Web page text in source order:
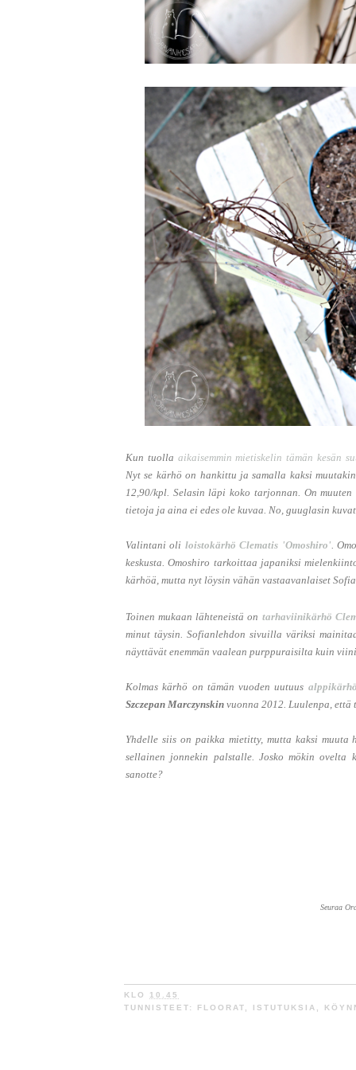
Kun tuolla aikaisemmin mietiskelin tämän kesän
Nyt se kärhö on hankittu ja samalla kaksi
12,90/kpl. Selasin läpi koko tarjonnan. On
tietoja ja aina ei edes ole kuvaa. No, guuglasin
Valintani oli loistokärhö Clematis 'Omoshiro'.
keskusta. Omoshiro tarkoittaa japaniksi
kärhöä, mutta nyt löysin vähän vastaavanlaiset
Toinen mukaan lähteneistä on tarhaviinikärhö
minut täysin. Sofianlehdon sivuilla väriksi
näyttävät enemmän vaalean purppuraisilta kuin
Kolmas kärhö on tämän vuoden uutuus
Szczepan Marczynskin vuonna 2012. Luulenpa, että
Yhdelle siis on paikka mietitty, mutta kaksi
sellainen jonnekin palstalle. Josko mökin
sanotte?
Seuraa
KLO 10.45
TUNNISTEET: FLOORAT ISTUTUKSIA